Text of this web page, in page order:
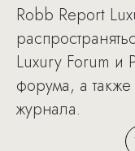
Robb Report
Luxury Forum и
форума, а
журнала.